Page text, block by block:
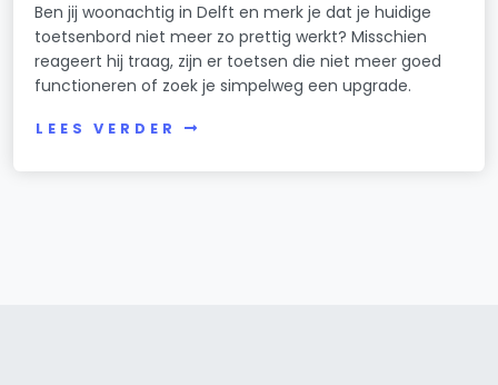
Ben jij woonachtig in Delft en merk je dat je huidige
toetsenbord niet meer zo prettig werkt? Misschien
reageert hij traag, zijn er toetsen die niet meer goed
functioneren of zoek je simpelweg een upgrade.
LEES VERDER